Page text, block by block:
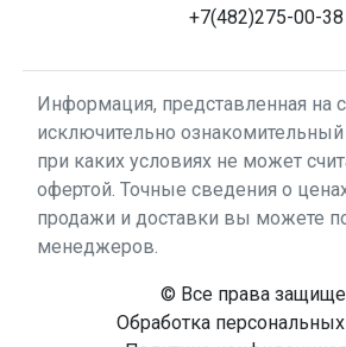
+7(482)275-00-38
Информация, представленная на
исключительно ознакомительный
при каких условиях не может
офертой. Точные сведения о
продажи и доставки вы можете
менеджеров.
© Все права
Обработка